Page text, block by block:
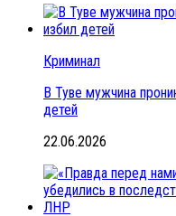
Криминал
В Туве мужчина
детей
22.06.2026